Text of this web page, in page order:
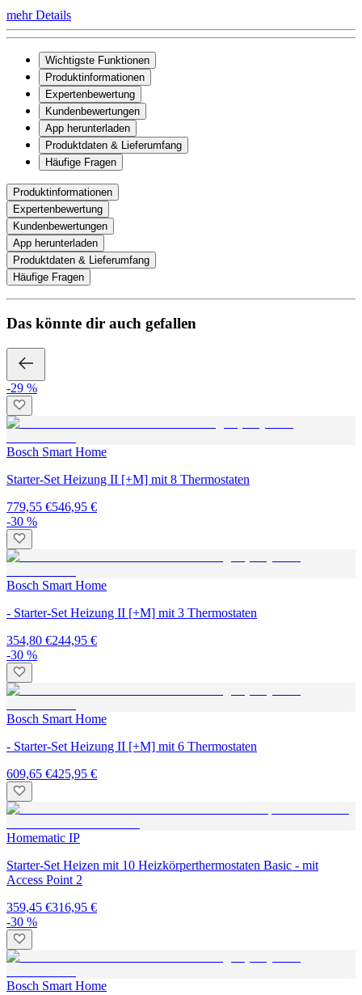
mehr Details
Wichtigste Funktionen
Produktinformationen
Expertenbewertung
Kundenbewertungen
App herunterladen
Produktdaten & Lieferumfang
Häufige Fragen
Produktinformationen
Expertenbewertung
Kundenbewertungen
App herunterladen
Produktdaten & Lieferumfang
Häufige Fragen
Das könnte dir auch gefallen
-29 %
Bosch Smart Home
Starter-Set Heizung II [+M] mit 8 Thermostaten
779,55 €546,95 €
-30 %
Bosch Smart Home
- Starter-Set Heizung II [+M] mit 3 Thermostaten
354,80 €244,95 €
-30 %
Bosch Smart Home
- Starter-Set Heizung II [+M] mit 6 Thermostaten
609,65 €425,95 €
Homematic IP
Starter-Set Heizen mit 10 Heizkörperthermostaten Basic - mit
Access Point 2
359,45 €316,95 €
-30 %
Bosch Smart Home